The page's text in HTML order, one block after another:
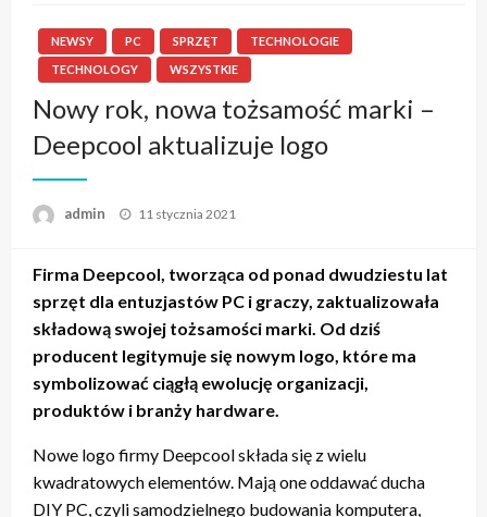
NEWSY PC SPRZĘT
TECHNOLOGIE
TECHNOLOGY
WSZYSTKIE
Nowy rok, nowa tożsamość marki –
Deepcool aktualizuje logo
admin Napisano
11 stycznia 2021
Firma Deepcool, tworząca od ponad dwudziestu lat
sprzęt dla entuzjastów PC i graczy, zaktualizowała
składową swojej tożsamości marki. Od dziś
producent legitymuje się nowym logo, które ma
symbolizować ciągłą ewolucję organizacji,
produktów i branży hardware.
Nowe logo firmy Deepcool składa się z wielu
kwadratowych elementów. Mają one oddawać ducha
DIY PC, czyli samodzielnego budowania komputera,